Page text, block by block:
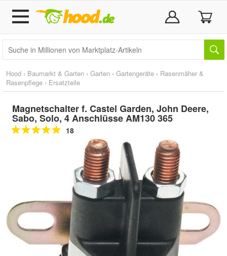
Hood › Baumarkt & Garten › Garten › Gartengeräte › Rasenmäher &
Rasenpflege › Ersatzteile
Magnetschalter f. Castel Garden, John Deere,
Sabo, Solo, 4 Anschlüsse AM130 365
18